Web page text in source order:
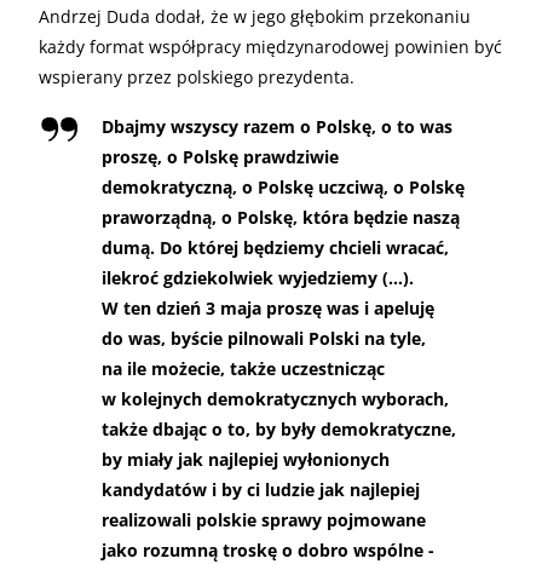
Andrzej Duda dodał, że w jego głębokim przekonaniu
każdy format współpracy międzynarodowej powinien być
wspierany przez polskiego prezydenta.
Dbajmy wszyscy razem o Polskę, o to was
proszę, o Polskę prawdziwie
demokratyczną, o Polskę uczciwą, o Polskę
praworządną, o Polskę, która będzie naszą
dumą. Do której będziemy chcieli wracać,
ilekroć gdziekolwiek wyjedziemy (…).
W ten dzień 3 maja proszę was i apeluję
do was, byście pilnowali Polski na tyle,
na ile możecie, także uczestnicząc
w kolejnych demokratycznych wyborach,
także dbając o to, by były demokratyczne,
by miały jak najlepiej wyłonionych
kandydatów i by ci ludzie jak najlepiej
realizowali polskie sprawy pojmowane
jako rozumną troskę o dobro wspólne -